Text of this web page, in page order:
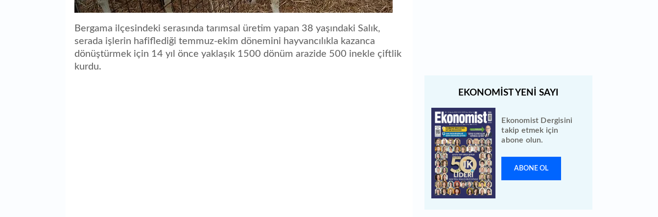
Bergama ilçesindeki serasında tarımsal üretim yapan 38 yaşındaki Salık,
serada işlerin hafiflediği temmuz-ekim dönemini hayvancılıkla kazanca
dönüştürmek için 14 yıl önce yaklaşık 1500 dönüm arazide 500 inekle çiftlik
kurdu.
Ekonomist Dergisini
takip etmek için
abone olun.
ABONE OL